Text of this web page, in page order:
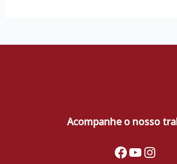
Acompanhe o nosso
Facebook
Youtube